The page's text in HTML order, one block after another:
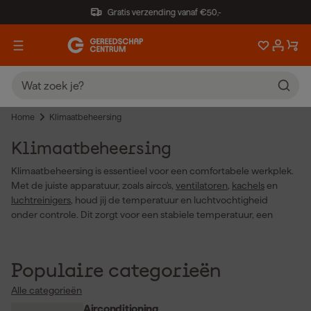
Gratis verzending vanaf €50,-
Home Klimaatbeheersing
Klimaatbeheersing
Klimaatbeheersing is essentieel voor een comfortabele werkplek.
Met de juiste apparatuur, zoals airco's, ventilatoren kachels en
luchtreinigers , houd jij de temperatuur en luchtvochtigheid
onder controle. Dit zorgt voor een stabiele temperatuur, een
juiste apparatuur maakt het verschil.Luchtbevochtigers
luchtontvochtigers
droge of te vochtige lucht, wat niet alleen je werkklimaat
Populaire categorieën
Alle categorieën
Airconditioning